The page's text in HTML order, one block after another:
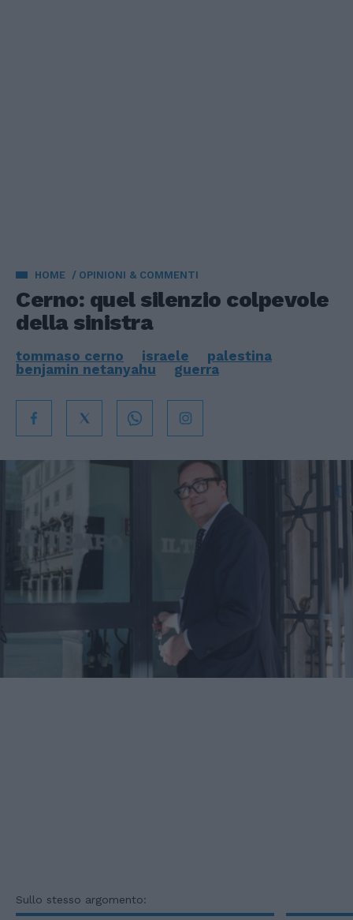
HOME OPINIONI & COMMENTI
Cerno: quel silenzio colpevole
della sinistra
tommaso cerno israele
palestina
benjamin netanyahu
guerra
Sullo stesso argomento: